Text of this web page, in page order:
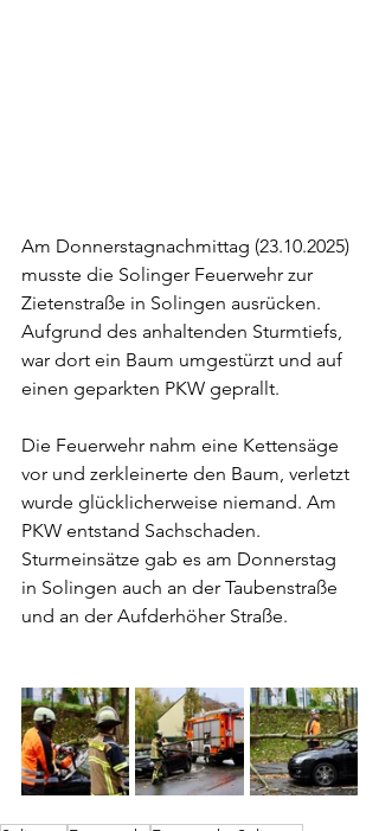
Am Donnerstagnachmittag (23.10.2025)
musste die Solinger Feuerwehr zur
Zietenstraße in Solingen ausrücken.
Aufgrund des anhaltenden Sturmtiefs,
war dort ein Baum umgestürzt und auf
einen geparkten PKW geprallt.
Die Feuerwehr nahm eine Kettensäge
vor und zerkleinerte den Baum, verletzt
wurde glücklicherweise niemand. Am
PKW entstand Sachschaden.
Sturmeinsätze gab es am Donnerstag
in Solingen auch an der Taubenstraße
und an der Aufderhöher Straße.